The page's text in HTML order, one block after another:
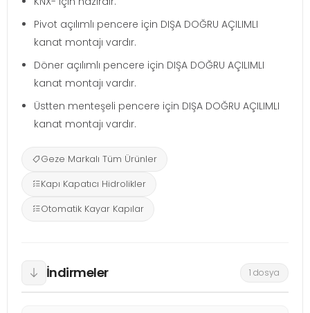
Pivot açılımlı pencere için DIŞA DOĞRU AÇILIMLI
kanat montajı vardır.
Döner açılımlı pencere için DIŞA DOĞRU AÇILIMLI
kanat montajı vardır.
Üstten menteşeli pencere için DIŞA DOĞRU AÇILIMLI
kanat montajı vardır.
Geze Markalı Tüm Ürünler
Kapı Kapatıcı Hidrolikler
Otomatik Kayar Kapılar
İndirmeler 1 dosya